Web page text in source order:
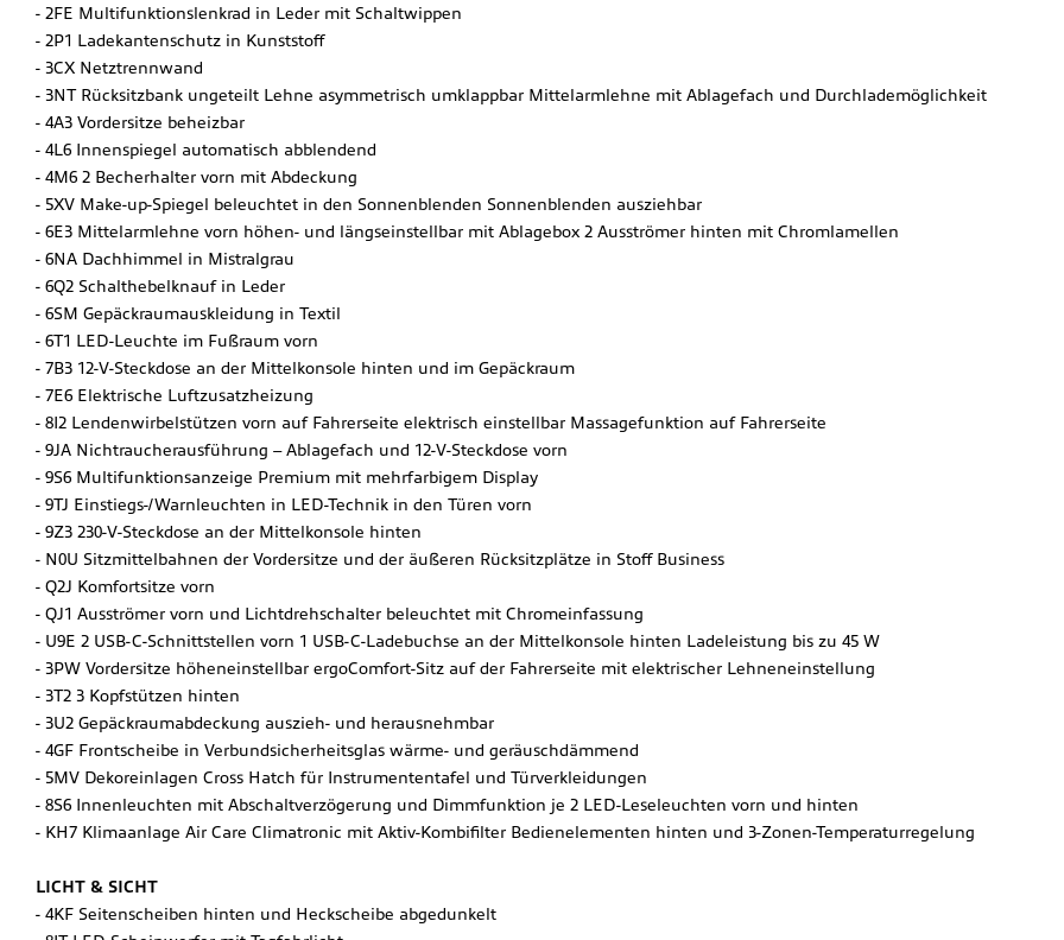
2FE Multifunktionslenkrad in Leder mit Schaltwippen
2P1 Ladekantenschutz in Kunststoff
3CX Netztrennwand
3NT Rücksitzbank ungeteilt Lehne asymmetrisch umklappbar Mittelarmlehne mit Ablagefach und Durchlademöglichkeit
4A3 Vordersitze beheizbar
4L6 Innenspiegel automatisch abblendend
4M6 2 Becherhalter vorn mit Abdeckung
5XV Make-up-Spiegel beleuchtet in den Sonnenblenden Sonnenblenden ausziehbar
6E3 Mittelarmlehne vorn höhen- und längseinstellbar mit Ablagebox 2 Ausströmer hinten mit Chromlamellen
6NA Dachhimmel in Mistralgrau
6Q2 Schalthebelknauf in Leder
6SM Gepäckraumauskleidung in Textil
6T1 LED-Leuchte im Fußraum vorn
7B3 12-V-Steckdose an der Mittelkonsole hinten und im Gepäckraum
7E6 Elektrische Luftzusatzheizung
8I2 Lendenwirbelstützen vorn auf Fahrerseite elektrisch einstellbar Massagefunktion auf Fahrerseite
9JA Nichtraucherausführung – Ablagefach und 12-V-Steckdose vorn
9S6 Multifunktionsanzeige Premium mit mehrfarbigem Display
9TJ Einstiegs-/Warnleuchten in LED-Technik in den Türen vorn
9Z3 230-V-Steckdose an der Mittelkonsole hinten
N0U Sitzmittelbahnen der Vordersitze und der äußeren Rücksitzplätze in Stoff Business
Q2J Komfortsitze vorn
QJ1 Ausströmer vorn und Lichtdrehschalter beleuchtet mit Chromeinfassung
U9E 2 USB-C-Schnittstellen vorn 1 USB-C-Ladebuchse an der Mittelkonsole hinten Ladeleistung bis zu 45 W
3PW Vordersitze höheneinstellbar ergoComfort-Sitz auf der Fahrerseite mit elektrischer Lehneneinstellung
3T2 3 Kopfstützen hinten
3U2 Gepäckraumabdeckung auszieh- und herausnehmbar
4GF Frontscheibe in Verbundsicherheitsglas wärme- und geräuschdämmend
5MV Dekoreinlagen Cross Hatch für Instrumententafel und Türverkleidungen
8S6 Innenleuchten mit Abschaltverzögerung und Dimmfunktion je 2 LED-Leseleuchten vorn und hinten
KH7 Klimaanlage Air Care Climatronic mit Aktiv-Kombifilter Bedienelementen hinten und 3-Zonen-Temperaturregelung
LICHT & SICHT
4KF Seitenscheiben hinten und Heckscheibe abgedunkelt